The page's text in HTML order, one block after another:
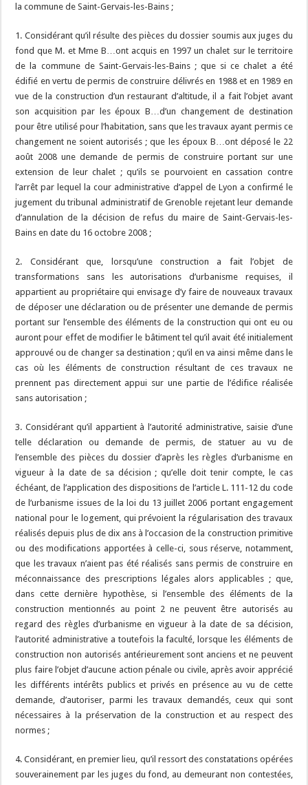
la commune de Saint-Gervais-les-Bains ;
1. Considérant qu’il résulte des pièces du dossier soumis aux juges du
fond que M. et Mme B…ont acquis en 1997 un chalet sur le territoire
de la commune de Saint-Gervais-les-Bains ; que si ce chalet a été
édifié en vertu de permis de construire délivrés en 1988 et en 1989 en
vue de la construction d’un restaurant d’altitude, il a fait l’objet avant
son acquisition par les époux B…d’un changement de destination
pour être utilisé pour l’habitation, sans que les travaux ayant permis ce
changement ne soient autorisés ; que les époux B…ont déposé le 22
août 2008 une demande de permis de construire portant sur une
extension de leur chalet ; qu’ils se pourvoient en cassation contre
l’arrêt par lequel la cour administrative d’appel de Lyon a confirmé le
jugement du tribunal administratif de Grenoble rejetant leur demande
d’annulation de la décision de refus du maire de Saint-Gervais-les-
Bains en date du 16 octobre 2008 ;
2. Considérant que, lorsqu’une construction a fait l’objet de
transformations sans les autorisations d’urbanisme requises, il
appartient au propriétaire qui envisage d’y faire de nouveaux travaux
de déposer une déclaration ou de présenter une demande de permis
portant sur l’ensemble des éléments de la construction qui ont eu ou
auront pour effet de modifier le bâtiment tel qu’il avait été initialement
approuvé ou de changer sa destination ; qu’il en va ainsi même dans le
cas où les éléments de construction résultant de ces travaux ne
prennent pas directement appui sur une partie de l’édifice réalisée
sans autorisation ;
3. Considérant qu’il appartient à l’autorité administrative, saisie d’une
telle déclaration ou demande de permis, de statuer au vu de
l’ensemble des pièces du dossier d’après les règles d’urbanisme en
vigueur à la date de sa décision ; qu’elle doit tenir compte, le cas
échéant, de l’application des dispositions de l’article L. 111-12 du code
de l’urbanisme issues de la loi du 13 juillet 2006 portant engagement
national pour le logement, qui prévoient la régularisation des travaux
réalisés depuis plus de dix ans à l’occasion de la construction primitive
ou des modifications apportées à celle-ci, sous réserve, notamment,
que les travaux n’aient pas été réalisés sans permis de construire en
méconnaissance des prescriptions légales alors applicables ; que,
dans cette dernière hypothèse, si l’ensemble des éléments de la
construction mentionnés au point 2 ne peuvent être autorisés au
regard des règles d’urbanisme en vigueur à la date de sa décision,
l’autorité administrative a toutefois la faculté, lorsque les éléments de
construction non autorisés antérieurement sont anciens et ne peuvent
plus faire l’objet d’aucune action pénale ou civile, après avoir apprécié
les différents intérêts publics et privés en présence au vu de cette
demande, d’autoriser, parmi les travaux demandés, ceux qui sont
nécessaires à la préservation de la construction et au respect des
normes ;
4. Considérant, en premier lieu, qu’il ressort des constatations opérées
souverainement par les juges du fond, au demeurant non contestées,